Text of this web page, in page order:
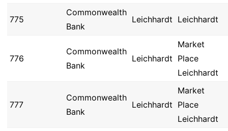
775
Commonwealth
Bank
Leichhardt Leichhardt
776
Commonwealth
Bank
Leichhardt
Market
Place
Leichhardt
777
Commonwealth
Bank
Leichhardt
Market
Place
Leichhardt